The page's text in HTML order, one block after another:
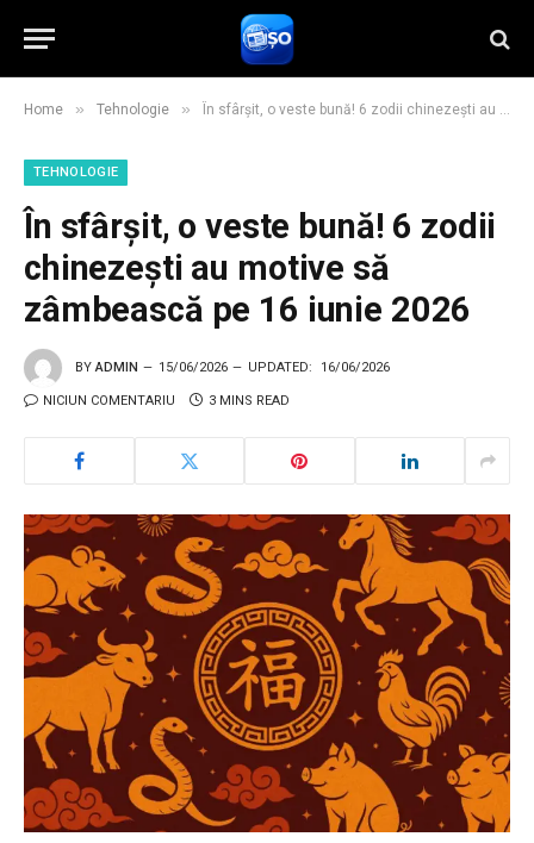
Home » Tehnologie » În sfârșit, o veste bună! 6 zodii chinezești au motive să zâmbească pe 16 iunie 2026
TEHNOLOGIE
În sfârșit, o veste bună! 6 zodii
chinezești au motive să
zâmbească pe 16 iunie 2026
BY ADMIN 15/06/2026 UPDATED: 16/06/2026
NICIUN COMENTARIU 3 MINS READ